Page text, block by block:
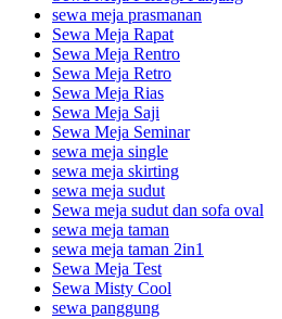
sewa meja prasmanan
Sewa Meja Rapat
Sewa Meja Rentro
Sewa Meja Retro
Sewa Meja Rias
Sewa Meja Saji
Sewa Meja Seminar
sewa meja single
sewa meja skirting
sewa meja sudut
Sewa meja sudut dan sofa oval
sewa meja taman
sewa meja taman 2in1
Sewa Meja Test
Sewa Misty Cool
sewa panggung